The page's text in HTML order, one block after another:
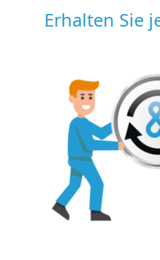
Erhalten Sie